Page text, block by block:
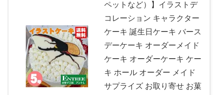
ペットなど）】イラストデ
コレーション キャラクター
ケーキ 誕生日ケーキ バース
デーケーキ オーダーメイド
ケーキ オーダーケーキ ケー
キ ホール オーダー メイド
サプライズ お取り寄せ お菓